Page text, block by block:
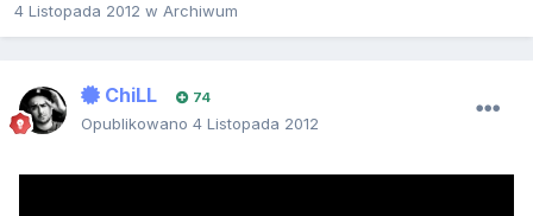
4 Listopada 2012 w Archiwum
ChiLL 74
Opublikowano 4 Listopada 2012